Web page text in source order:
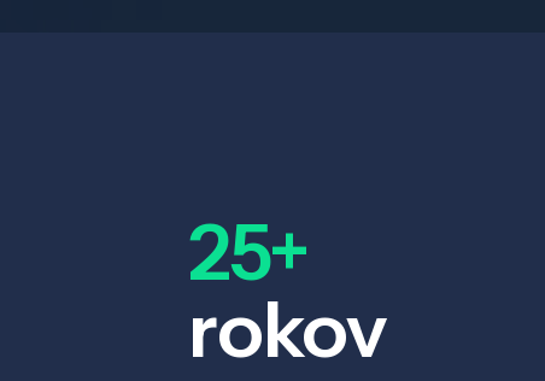
25+
rokov